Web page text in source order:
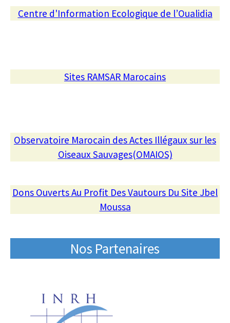
Centre d'Information Ecologique de l’Oualidia
Sites RAMSAR Marocains
Observatoire Marocain des Actes Illégaux sur les
Oiseaux Sauvages(OMAIOS)
Dons Ouverts Au Profit Des Vautours Du Site Jbel
Moussa
Nos Partenaires